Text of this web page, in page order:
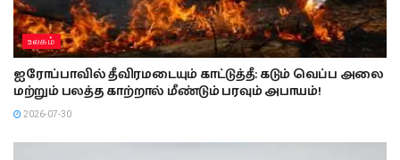
உலகம்
ஐரோப்பாவில் தீவிரமடையும் காட்டுத்தீ: கடும் வெப்ப அலை
மற்றும் பலத்த காற்றால் மீண்டும் பரவும் அபாயம்!
2026-07-30